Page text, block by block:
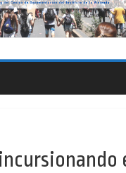
una vivienda
de la Caja del Seguro
emblemático